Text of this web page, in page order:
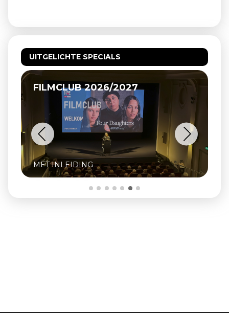
UITGELICHTE SPECIALS
RK VEULPOEPERS BV, DE HIPPIES
VAN BEEK
INCLUSIEF Q&A MET OPRICHTER ZJEF
NAAIJKENS